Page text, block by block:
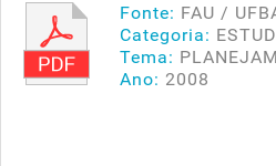
Fonte: FAU /
Categoria:
Tema:
Ano: 2008